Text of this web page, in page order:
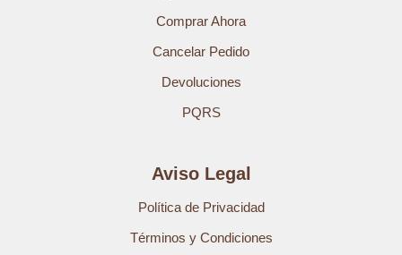
Comprar Ahora
Cancelar Pedido
Devoluciones
PQRS
Aviso Legal
Política de Privacidad
Términos y Condiciones